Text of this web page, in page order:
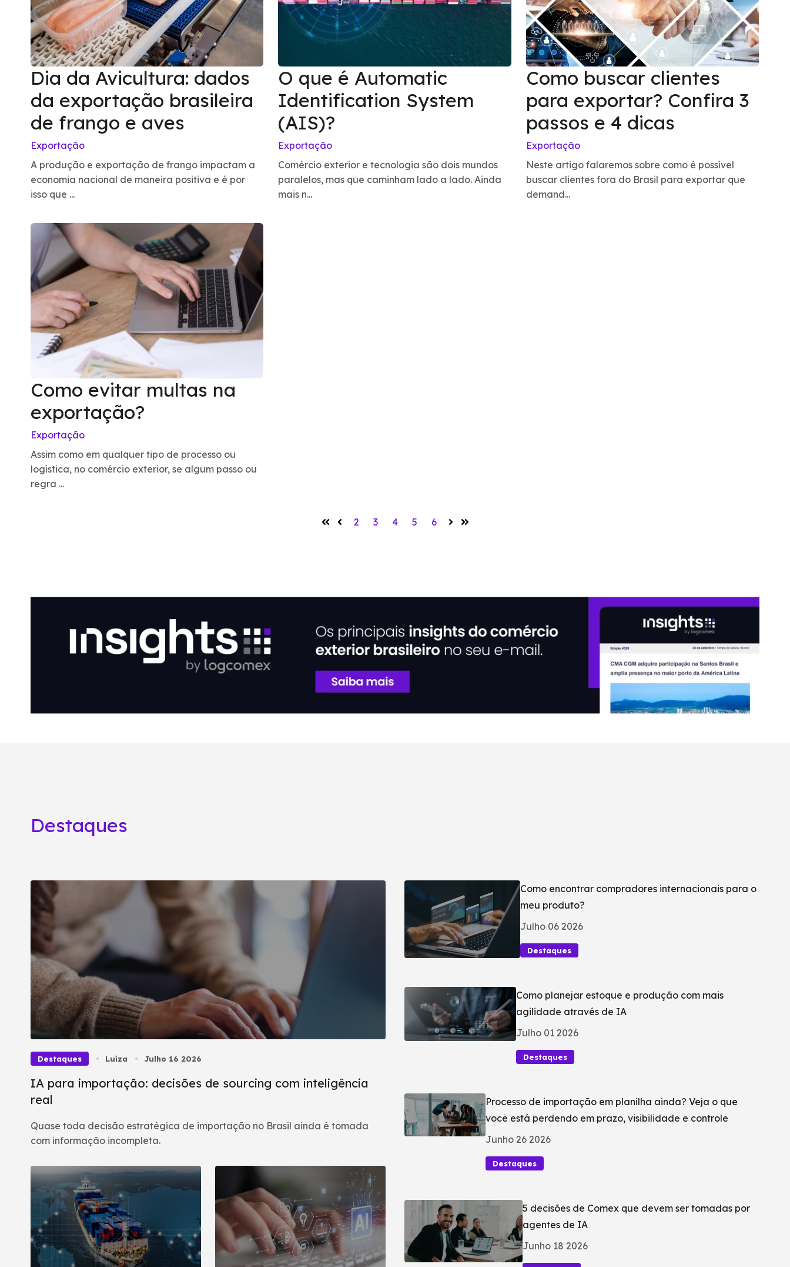
Dia da Avicultura: dados
da exportação brasileira
de frango e aves
Exportação
A produção e exportação de frango impactam a
economia nacional de maneira positiva e é por
isso que ...
O que é Automatic
Identification System
(AIS)?
Exportação
Comércio exterior e tecnologia são dois mundos
paralelos, mas que caminham lado a lado. Ainda
mais n...
Como buscar clientes
para exportar? Confira 3
passos e 4 dicas
Exportação
Neste artigo falaremos sobre como é possível
buscar clientes fora do Brasil para exportar que
demand...
Como evitar multas na
exportação?
Exportação
Assim como em qualquer tipo de processo ou
logística, no comércio exterior, se algum passo ou
regra ...
2 3 4 5 6
Destaques
Destaques Luíza Julho 16 2026
IA para importação: decisões de sourcing com inteligência
real
Quase toda decisão estratégica de importação no Brasil ainda é tomada
com informação incompleta.
Como encontrar compradores internacionais para o
meu produto?
Julho 06 2026
Destaques
Como planejar estoque e produção com mais
agilidade através de IA
Julho 01 2026
Destaques
Processo de importação em planilha ainda? Veja o que
você está perdendo em prazo, visibilidade e controle
Junho 26 2026
Destaques
5 decisões de Comex que devem ser tomadas por
agentes de IA
Junho 18 2026